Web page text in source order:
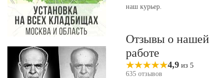
наш курьер.
Отзывы о нашей
работе
4,9 из 5
635 отзывов